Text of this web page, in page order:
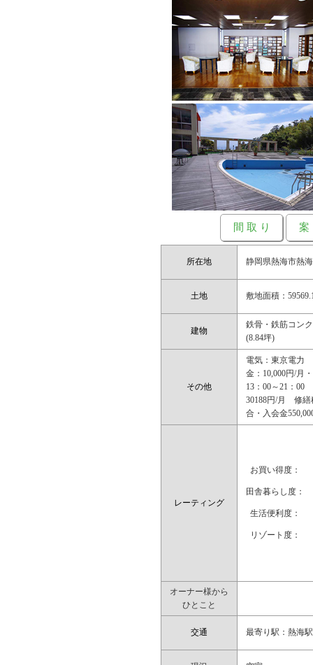
間 取 り 案
所在地 静岡県熱海市熱
土地 敷地面積：
建物
鉄骨・鉄筋コン
(8.84坪)
その他
電気：東京電
金：10,000円/月
13：00～21：
30188円/月 修
合・入会金
レーティング
お買い得度：
田舎暮らし度：
生活便利度：
リゾート度：
オーナー様から
ひとこと
交通 最寄り駅：熱